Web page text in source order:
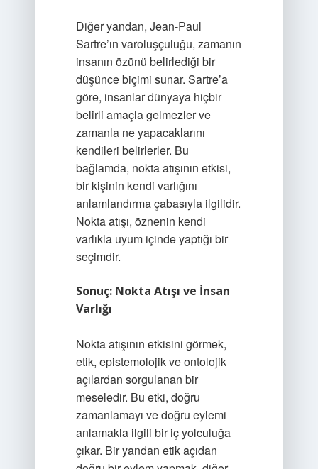
Diğer yandan, Jean-Paul
Sartre’ın varoluşçuluğu, zamanın
insanın özünü belirlediği bir
düşünce biçimi sunar. Sartre’a
göre, insanlar dünyaya hiçbir
belirli amaçla gelmezler ve
zamanla ne yapacaklarını
kendileri belirlerler. Bu
bağlamda, nokta atışının etkisi,
bir kişinin kendi varlığını
anlamlandırma çabasıyla ilgilidir.
Nokta atışı, öznenin kendi
varlıkla uyum içinde yaptığı bir
seçimdir.
Sonuç: Nokta Atışı ve İnsan
Varlığı
Nokta atışının etkisini görmek,
etik, epistemolojik ve ontolojik
açılardan sorgulanan bir
meseledir. Bu etki, doğru
zamanlamayı ve doğru eylemi
anlamakla ilgili bir iç yolculuğa
çıkar. Bir yandan etik açıdan